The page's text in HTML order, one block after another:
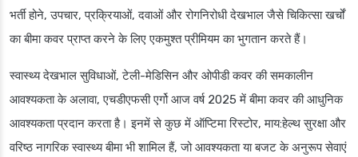
भर्ती होने, उपचार, प्रक्रियाओं, दवाओं और रोगनिरोधी देखभाल जैसे चिकित्सा खर्चों
का बीमा कवर प्राप्त करने के लिए एकमुश्त प्रीमियम का भुगतान करते हैं।
स्वास्थ्य देखभाल सुविधाओं, टेली-मेडिसिन और ओपीडी कवर की समकालीन
आवश्यकता के अलावा, एचडीएफसी एर्गो आज वर्ष 2025 में बीमा कवर की आधुनिक
आवश्यकता प्रदान करता है। इनमें से कुछ में ऑप्टिमा रिस्टोर, माय:हेल्थ सुरक्षा और
वरिष्ठ नागरिक स्वास्थ्य बीमा भी शामिल हैं, जो आवश्यकता या बजट के अनुरूप सेवाएं